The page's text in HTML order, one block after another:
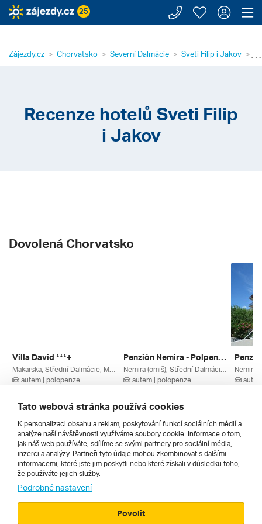
25 Zavolejte
Moje
⋯
Zájezdy.cz Chorvatsko Severní Dalmácie Sveti Filip i Jakov
Recenze hotelů Sveti Filip
i Jakov
Dovolená Chorvatsko
Villa David ***+
autem | polopenze
11 750 Kč
Penzión Nemira - Polpenzia ***
autem | polopenze
10 187 Kč
Všechny
Cestopisy
Tato webová stránka používá cookies
K personalizaci obsahu a reklam, poskytování funkcí sociálních médií a
analýze naší návštěvnosti využíváme soubory cookie. Informace o tom,
jak náš web používáte, sdílíme se svými partnery pro sociální média,
inzerci a analýzy. Partneři tyto údaje mohou zkombinovat s dalšími
informacemi, které jste jim poskytli nebo které získali v důsledku toho,
že používáte jejich služby.
Podrobné nastavení
Povolit